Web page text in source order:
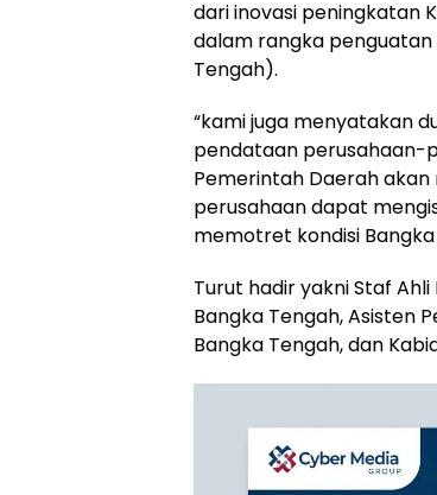
dari inovasi peningkatan
dalam rangka
Tengah).
‎“kami juga menyatakan
pendataan perusahaan-
Pemerintah Daerah
perusahaan dapat
memotret kondisi
‎Turut hadir yakni Staf
Bangka Tengah, Asisten
Bangka Tengah, dan